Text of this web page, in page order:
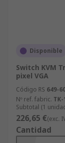
Disponible
Switch KVM
pixel VGA
Código RS 649-
Nº ref. fabric. TK-
Subtotal (1
226,65 €(exc.
Cantidad